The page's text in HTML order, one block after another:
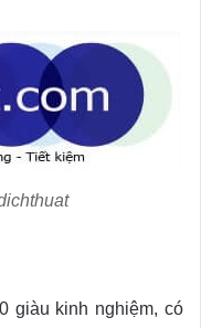
giàu kinh nghiệm, có